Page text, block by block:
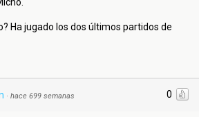
Ha jugado los dos últimos partidos de
0
· hace 699 semanas